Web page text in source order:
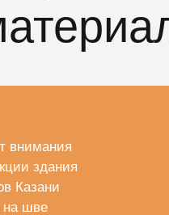
внимания
здания
Казани
на шве